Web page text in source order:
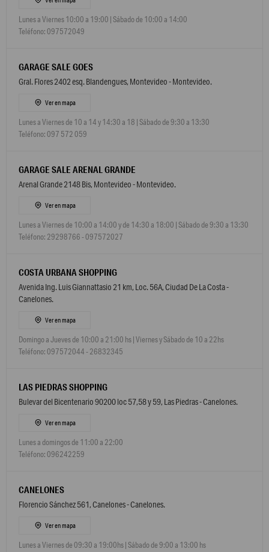
Lunes a Viernes 10:00 a 19:00 | Sábado de 10:00 a 14:00
Teléfono: 097572049
GARAGE SALE GOES
Gral. Flores 2402 esq. Blandengues, Montevideo - Montevideo.
Ver en mapa
Lunes a Viernes de 10 a 14 y 14:30 a 18 | Sábado de 9:30 a 13:30
Teléfono: 097 572 059
GARAGE SALE ARENAL GRANDE
Arenal Grande 2148 Bis, Montevideo - Montevideo.
Ver en mapa
Lunes a Viernes de 10:00 a 14:00 y de 14:30 a 18:00 | Sábado de 9:30 a 13:30
Teléfono: 29298766 - 097572027
COSTA URBANA SHOPPING
Avenida Ing. Luis Giannattasio 21 km, Loc. 56A, Ciudad De La Costa -
Canelones.
Ver en mapa
Domingo a Jueves de 10:00 a 21:00 hs | Viernes y Sábado de 10 a 22hs
Teléfono: 097572044 - 26832345
LAS PIEDRAS SHOPPING
Bulevar del Bicentenario 90200 loc 57,58 y 59, Las Piedras - Canelones.
Ver en mapa
Lunes a domingos de 11:00 a 22:00
Teléfono: 096242259
CANELONES
Florencio Sánchez 561, Canelones - Canelones.
Ver en mapa
Lunes a Viernes de 09:30 a 19:00hs | Sábado de 9:00 a 13:00 hs